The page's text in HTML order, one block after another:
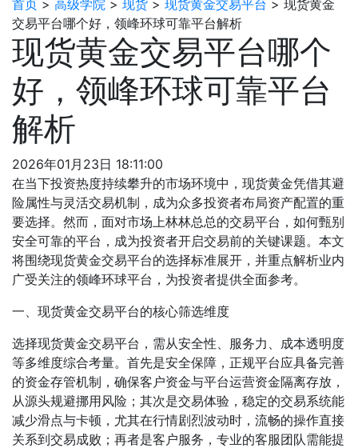
首页 > 高级学院 > 现货 > 现货黄金交易平台 > 现货黄金
交易平台哪个好，领峰环球可靠平台解析
现货黄金交易平台哪个
好，领峰环球可靠平台
解析
2026年01月23日 18:11:00
在当下投资热度持续攀升的市场环境中，现货黄金凭借其避
险属性与灵活交易机制，成为众多投资者布局资产配置的重
要选择。然而，面对市场上林林总总的交易平台，如何甄别
安全可靠的平台，成为投资者开启交易前的关键课题。本文
将围绕现货黄金交易平台的选择标准展开，并重点解析业内
广受关注的领峰环球平台，为投资者提供全面参考。
一、现货黄金交易平台的核心筛选维度
选择现货黄金交易平台，需从安全性、服务力、成本透明度
等多维度综合考量。首先是安全保障，正规平台应具备完善
的资金存管机制，确保客户资金与平台运营资金隔离存放，
从源头规避挪用风险；其次是交易体验，稳定的交易系统能
减少滑点与卡顿，尤其在行情剧烈波动时，流畅的操作直接
关系到交易成败；再者是客户服务，专业的客服团队需能提